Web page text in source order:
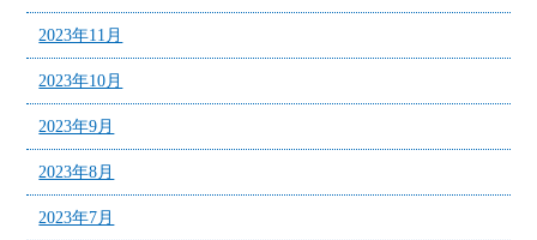
2023年11月
2023年10月
2023年9月
2023年8月
2023年7月